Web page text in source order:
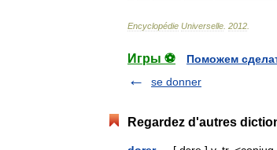
Encyclopédie Universelle 2012
Игры ⚽
Поможем
se donner
Regardez d'autres